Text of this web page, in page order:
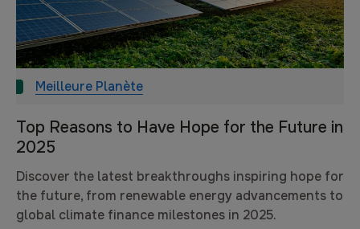
Meilleure Planète
Top Reasons to Have Hope for the Future in
2025
Discover the latest breakthroughs inspiring hope for
the future, from renewable energy advancements to
global climate finance milestones in 2025.